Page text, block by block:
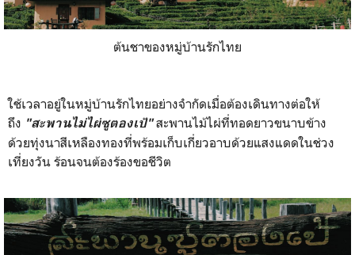
ต้นชาของหมู่บ้านรักไทย
ใช้เวลาอยู่ในหมู่บ้านรักไทยอย่างจำกัดเมื่อต้องเดินทางต่อให้
ถึง "สะพานไม่ไผ่ซูตองเป้"สะพานไม้ไผ่ที่ทอดยาวขนาบข้าง
ด้วยทุ่งนาสีเหลืองทองที่พร้อมเก็บเกี่ยวอาบด้วยแสงแดดในช่วง
เที่ยงวัน ร้อนจนต้องร้องขอชีวิต